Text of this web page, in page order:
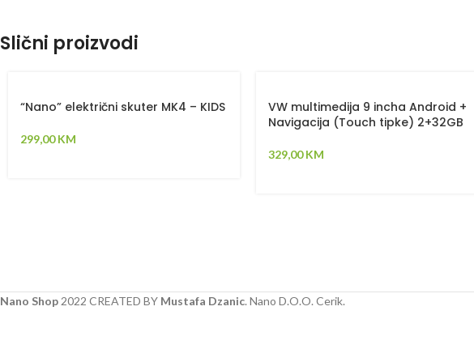
Slični proizvodi
“Nano” električni skuter MK4 – KIDS
299,00KM
VW multimedija 9 incha Android +
Navigacija (Touch tipke) 2+32GB
329,00KM
Nano Shop 2022 CREATED BY Mustafa Dzanic. Nano D.O.O. Cerik.